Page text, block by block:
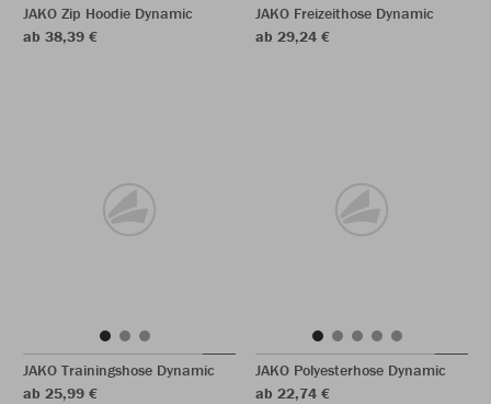
JAKO Zip Hoodie Dynamic
ab 38,39 €
JAKO Freizeithose Dynamic
ab 29,24 €
JAKO Trainingshose Dynamic
ab 25,99 €
JAKO Polyesterhose Dynamic
ab 22,74 €